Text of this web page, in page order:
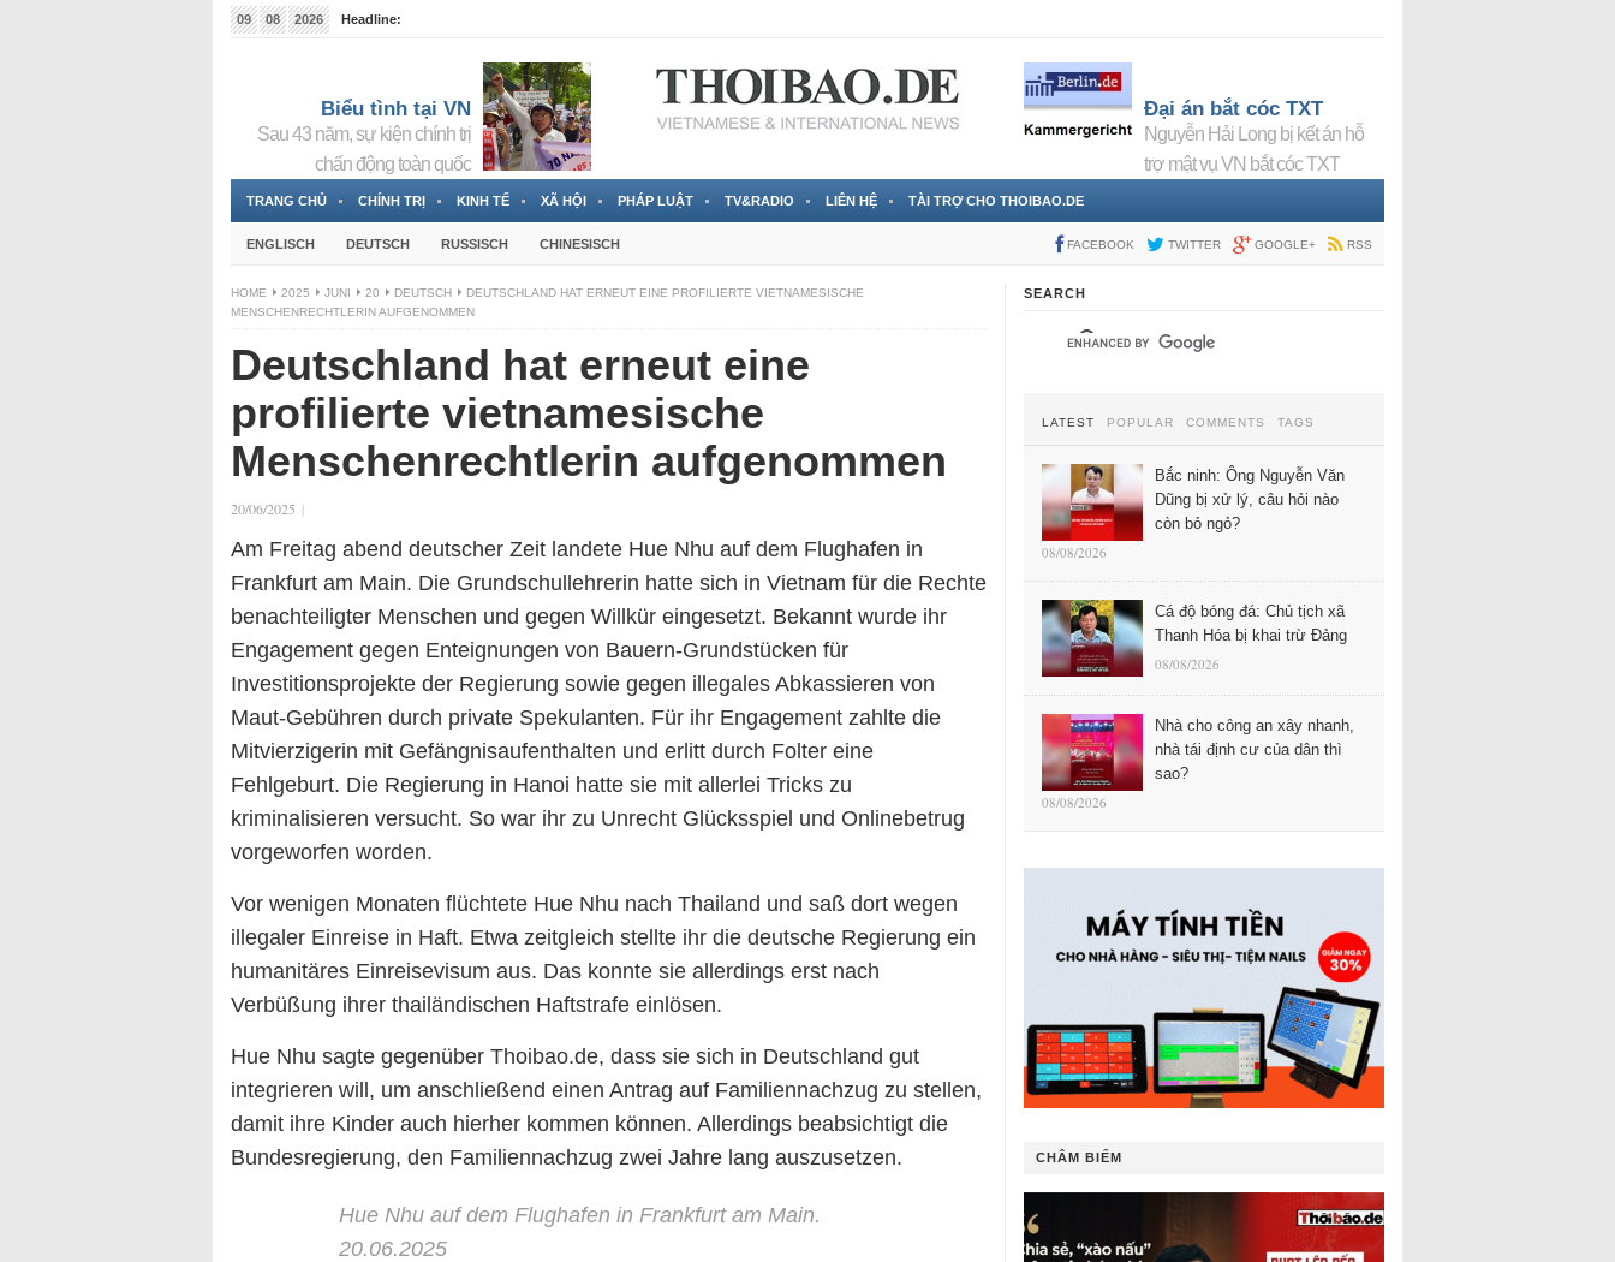
09 08 2026
Headline:
Biểu tình tại VN
Sau 43 năm, sự kiện chính trị
chấn động toàn quốc
Đại án bắt cóc TXT
Nguyễn Hải Long bị kết án hỗ
trợ mật vụ VN bắt cóc TXT
TRANG CHỦ CHÍNH TRỊ KINH TẾ XÃ HỘI PHÁP LUẬT TV&RADIO LIÊN HỆ TÀI TRỢ CHO THOIBAO.DE
ENGLISCH DEUTSCH RUSSISCH CHINESISCH FACEBOOK TWITTER GOOGLE+ RSS
HOME 2025 JUNI 20 DEUTSCH
DEUTSCHLAND HAT ERNEUT EINE PROFILIERTE VIETNAMESISCHE
MENSCHENRECHTLERIN AUFGENOMMEN
Deutschland hat erneut eine
profilierte vietnamesische
Menschenrechtlerin aufgenommen
20/06/2025 |
Am Freitag abend deutscher Zeit landete Hue Nhu auf dem Flughafen in
Frankfurt am Main. Die Grundschullehrerin hatte sich in Vietnam für die Rechte
benachteiligter Menschen und gegen Willkür eingesetzt. Bekannt wurde ihr
Engagement gegen Enteignungen von Bauern-Grundstücken für
Investitionsprojekte der Regierung sowie gegen illegales Abkassieren von
Maut-Gebühren durch private Spekulanten. Für ihr Engagement zahlte die
Mitvierzigerin mit Gefängnisaufenthalten und erlitt durch Folter eine
Fehlgeburt. Die Regierung in Hanoi hatte sie mit allerlei Tricks zu
kriminalisieren versucht. So war ihr zu Unrecht Glücksspiel und Onlinebetrug
vorgeworfen worden.
Vor wenigen Monaten flüchtete Hue Nhu nach Thailand und saß dort wegen
illegaler Einreise in Haft. Etwa zeitgleich stellte ihr die deutsche Regierung ein
humanitäres Einreisevisum aus. Das konnte sie allerdings erst nach
Verbüßung ihrer thailändischen Haftstrafe einlösen.
Hue Nhu sagte gegenüber Thoibao.de, dass sie sich in Deutschland gut
integrieren will, um anschließend einen Antrag auf Familiennachzug zu stellen,
damit ihre Kinder auch hierher kommen können. Allerdings beabsichtigt die
Bundesregierung, den Familiennachzug zwei Jahre lang auszusetzen.
Hue Nhu auf dem Flughafen in Frankfurt am Main.
20.06.2025
SEARCH
LATEST POPULAR COMMENTS TAGS
Bắc ninh: Ông Nguyễn Văn
Dũng bị xử lý, câu hỏi nào
còn bỏ ngỏ?
08/08/2026
Cá độ bóng đá: Chủ tịch xã
Thanh Hóa bị khai trừ Đảng
08/08/2026
Nhà cho công an xây nhanh,
nhà tái định cư của dân thì
sao?
08/08/2026
CHÂM BIẾM